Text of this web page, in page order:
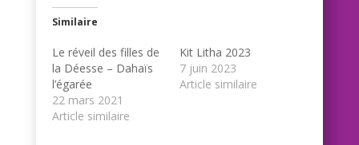
Similaire
Le réveil des filles de
la Déesse – Dahaïs
l’égarée
22 mars 2021
Article similaire
Kit Litha 2023
7 juin 2023
Article similaire